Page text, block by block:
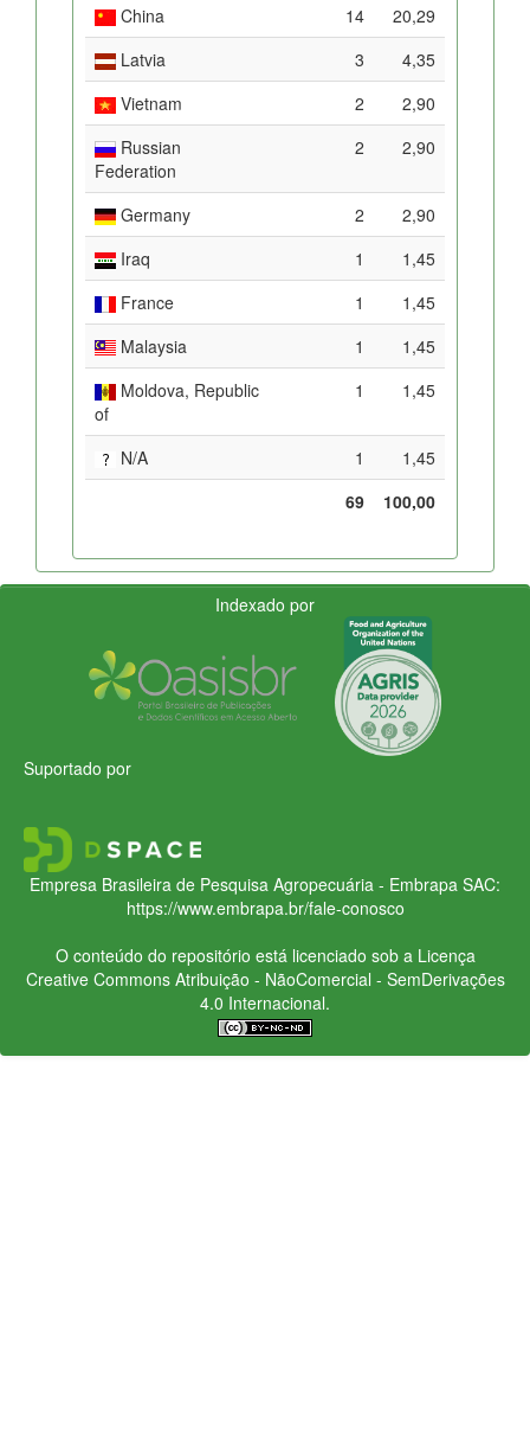
China
14
20,29
Latvia
3
4,35
Vietnam
2
2,90
Russian
Federation
2 2,90
Germany 2
2,90
Iraq
1
1,45
France
1
1,45
Malaysia
1
1,45
Moldova, Republic
of
1 1,45
N/A 1
1,45
69
100,00
Indexado por
Suportado por
Empresa Brasileira de Pesquisa Agropecuária - Embrapa SAC:
https://www.embrapa.br/fale-conosco
O conteúdo do repositório está licenciado sob a Licença
Creative CommonsAtribuição - NãoComercial - SemDerivações
4.0 Internacional.